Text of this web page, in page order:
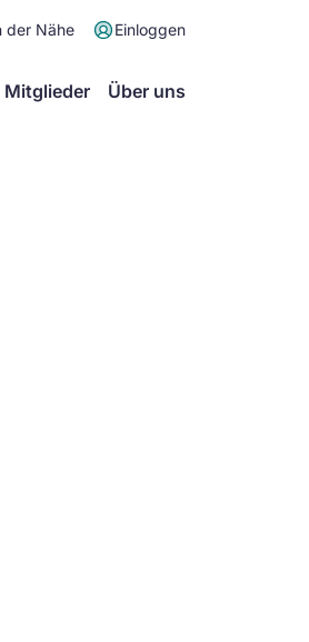
der Nähe Einloggen
Mitglieder Über uns